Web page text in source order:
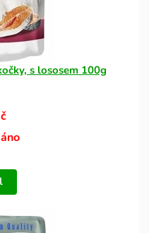
s lososem 100g